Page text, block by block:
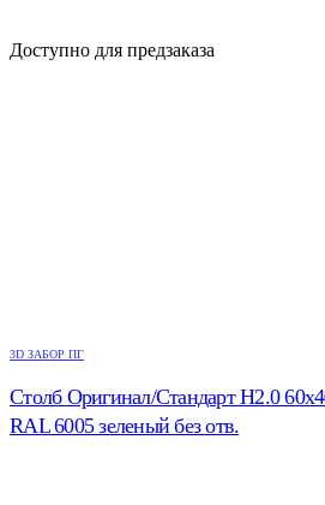
Доступно для предзаказа
3D ЗАБОР ПГ
Столб Оригинал/Стандарт H2.0
RAL 6005 зеленый без отв.